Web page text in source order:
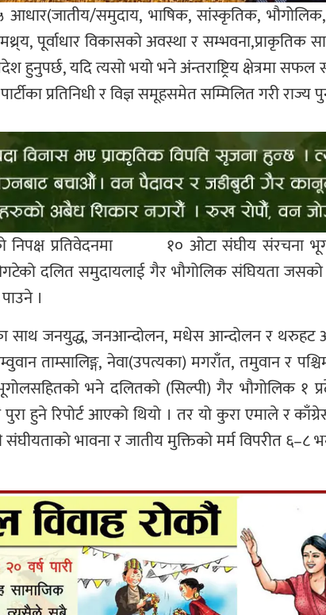
आधार(जातीय/समुदाय, भाषिक, सांस्कृतिक,
पूर्वाधार विकासको अवस्था र
हुनुपर्छ, यदि त्यसो भयो भने अंन्तराष्ट्रिय क्षेत्रमा
प्रतिनिधी र विज्ञ समूहसमेत सम्मिलित गरी
प्रतिवेदनमा¬ ¬१० ओटा संघीय संरचना
दलित समुदायलाई गैर भौगोलिक संघियता जसको
।
साथ जनयुद्ध, जनआन्दोलन, मधेस आन्दोलन र
ताम्सालिङ्ग, नेवा(उपत्यका) मगराँत, तमुवान र
भने दलितको (सिल्पी) गैर भौगोलिक १
हुने रिपोर्ट आएको थियो । तर यो कुरा एमाले र
संघीयताको भावना र जातीय मुक्तिको मर्म विपरीत ६–८